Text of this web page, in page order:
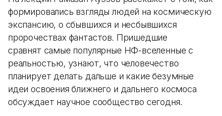
формировались взгляды людей на космическую
экспансию, о сбывшихся и несбывшихся
пророчествах фантастов. Пришедшие
сравнят самые популярные НФ-вселенные с
реальностью, узнают, что человечество
планирует делать дальше и какие безумные
идеи освоения ближнего и дальнего космоса
обсуждает научное сообщество сегодня.